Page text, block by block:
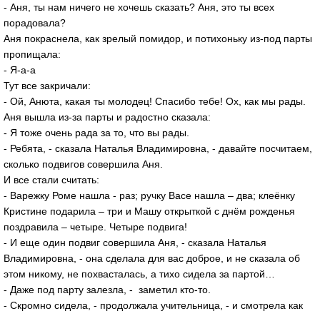
- Аня, ты нам ничего не хочешь сказать? Аня, это ты всех
порадовала?
Аня покраснела, как зрелый помидор, и потихоньку из-под парты
пропищала:
- Я-а-а
Тут все закричали:
- Ой, Анюта, какая ты молодец! Спасибо тебе! Ох, как мы рады.
Аня вышла из-за парты и радостно сказала:
- Я тоже очень рада за то, что вы рады.
- Ребята, - сказала Наталья Владимировна, - давайте посчитаем,
сколько подвигов совершила Аня.
И все стали считать:
- Варежку Роме нашла - раз; ручку Васе нашла – два; клеёнку
Кристине подарила – три и Машу открыткой с днём рожденья
поздравила – четыре. Четыре подвига!
- И еще один подвиг совершила Аня, - сказала Наталья
Владимировна, - она сделала для вас доброе, и не сказала об
этом никому, не похвасталась, а тихо сидела за партой…
- Даже под парту залезла, - заметил кто-то.
- Скромно сидела, - продолжала учительница, - и смотрела как